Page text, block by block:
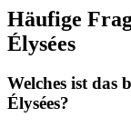
Häufige
Élysées
Welches ist das
Élysées?